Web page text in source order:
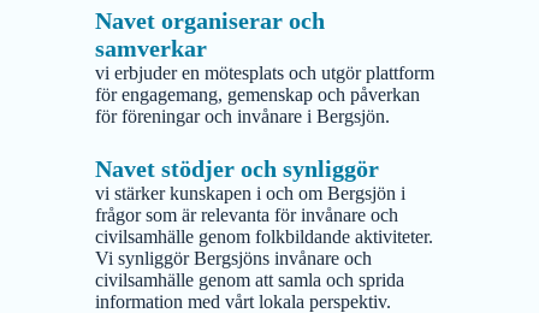
Navet organiserar och
samverkar
vi erbjuder en mötesplats och utgör plattform
för engagemang, gemenskap och påverkan
för föreningar och invånare i Bergsjön.
Navet stödjer och synliggör
vi stärker kunskapen i och om Bergsjön i
frågor som är relevanta för invånare och
civilsamhälle genom folkbildande aktiviteter.
Vi synliggör Bergsjöns invånare och
civilsamhälle genom att samla och sprida
information med vårt lokala perspektiv.